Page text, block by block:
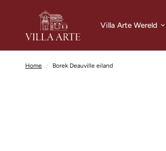
Villa Arte Wereld
Home / Borek Deauville eiland